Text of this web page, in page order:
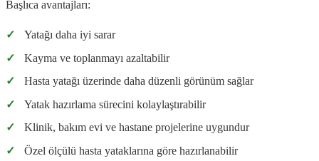
Başlıca avantajları:
✓
Yatağı daha iyi sarar
✓
Kayma ve toplanmayı azaltabilir
✓
Hasta yatağı üzerinde daha düzenli görünüm sağlar
✓
Yatak hazırlama sürecini kolaylaştırabilir
✓
Klinik, bakım evi ve hastane projelerine uygundur
✓
Özel ölçülü hasta yataklarına göre hazırlanabilir